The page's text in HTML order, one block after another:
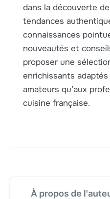
dans la découverte
tendances
connaissances
nouveautés et
proposer une
enrichissants
amateurs qu’aux
cuisine française.
À propos de